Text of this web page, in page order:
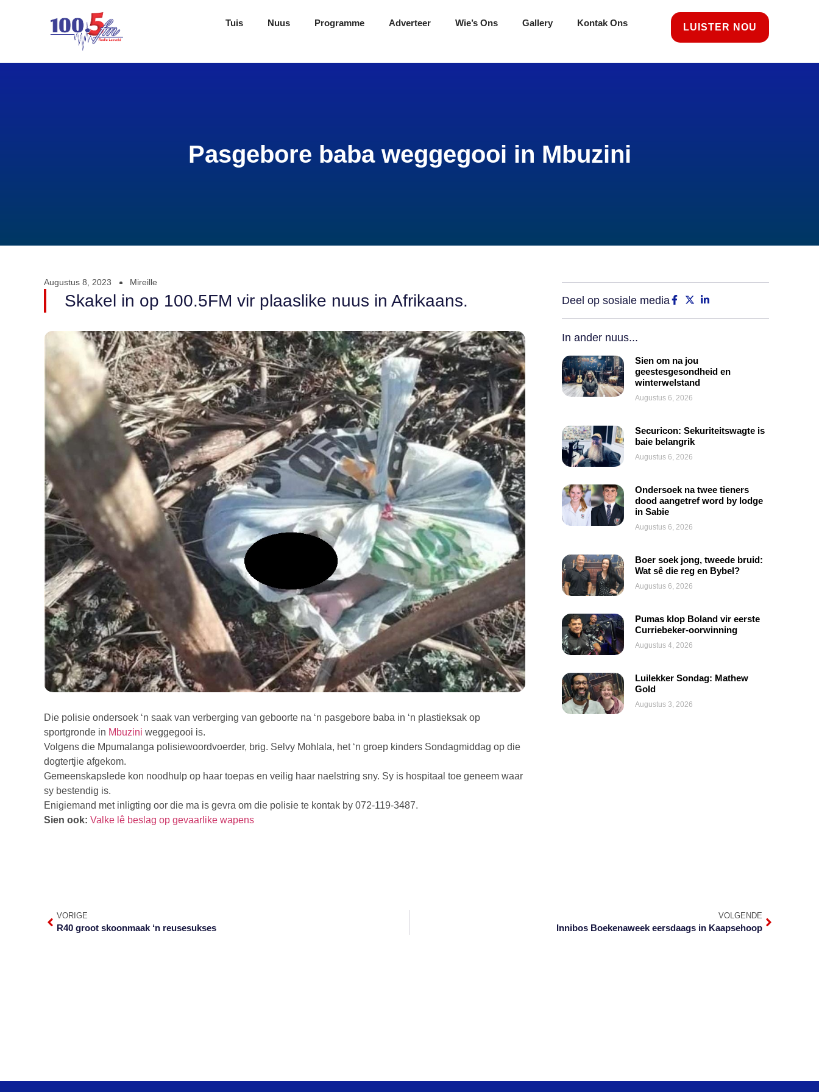
Tuis Nuus Programme Adverteer Wie’s Ons Gallery Kontak Ons LUISTER NOU
Pasgebore baba weggegooi in Mbuzini
Augustus 8, 2023 Mireille
Skakel in op 100.5FM vir plaaslike nuus in Afrikaans.
Die polisie ondersoek ‘n saak van verberging van geboorte na ‘n pasgebore baba in ‘n plastieksak op
sportgronde in Mbuzini weggegooi is.
Volgens die Mpumalanga polisiewoordvoerder, brig. Selvy Mohlala, het ‘n groep kinders Sondagmiddag op die
dogtertjie afgekom.
Gemeenskapslede kon noodhulp op haar toepas en veilig haar naelstring sny. Sy is hospitaal toe geneem waar
sy bestendig is.
Enigiemand met inligting oor die ma is gevra om die polisie te kontak by 072-119-3487.
Sien ook: Valke lê beslag op gevaarlike wapens
Deel op sosiale media
In ander nuus...
Sien om na jou
geestesgesondheid en
winterwelstand
Augustus 6, 2026
Securicon: Sekuriteitswagte is
baie belangrik
Augustus 6, 2026
Ondersoek na twee tieners
dood aangetref word by lodge
in Sabie
Augustus 6, 2026
Boer soek jong, tweede bruid:
Wat sê die reg en Bybel?
Augustus 6, 2026
Pumas klop Boland vir eerste
Curriebeker-oorwinning
Augustus 4, 2026
Luilekker Sondag: Mathew
Gold
Augustus 3, 2026
VORIGE
R40 groot skoonmaak ‘n reusesukses
VOLGENDE
Innibos Boekenaweek eersdaags in Kaapsehoop